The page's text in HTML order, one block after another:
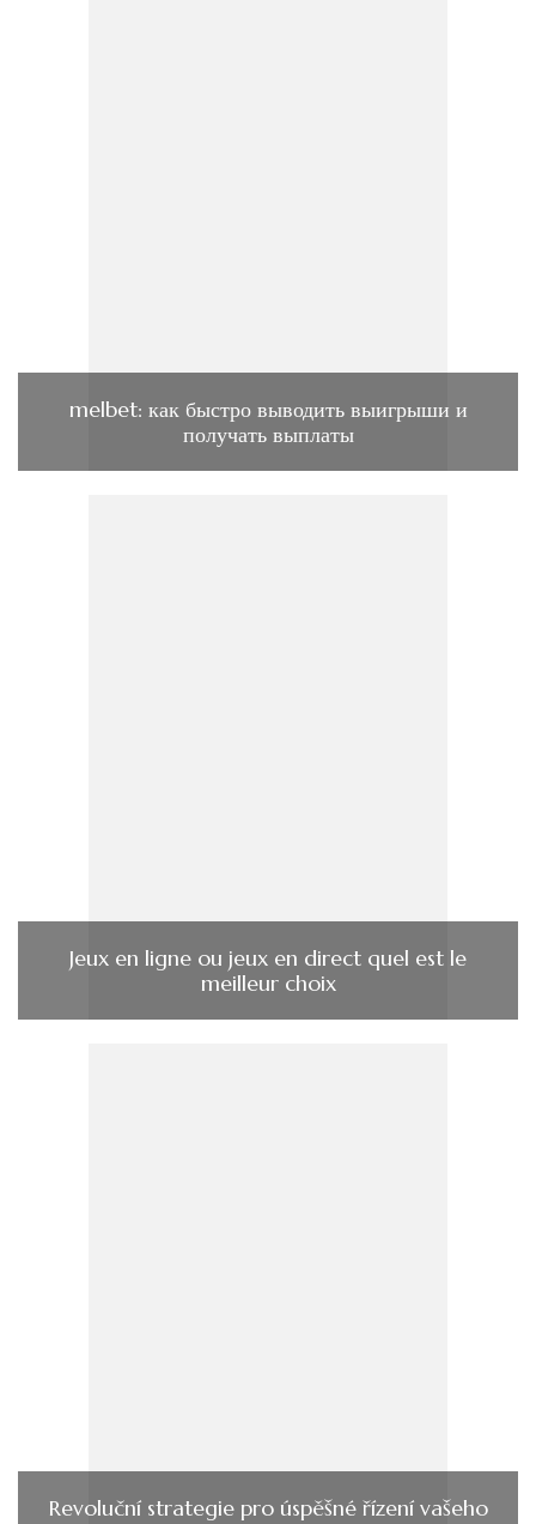
melbet: как быстро выводить выигрыши и
получать выплаты
Jeux en ligne ou jeux en direct quel est le
meilleur choix
Revoluční strategie pro úspěšné řízení vašeho